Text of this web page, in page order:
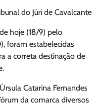
do Júri de Cavalcante
hoje (18/9) pelo
foram estabelecidas
a correta destinação de
Catarina Fernandes
da comarca diversos